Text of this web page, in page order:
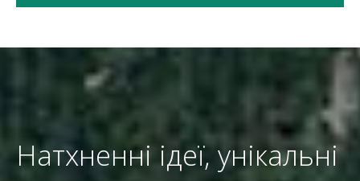
Натхненні ідеї, унікальні